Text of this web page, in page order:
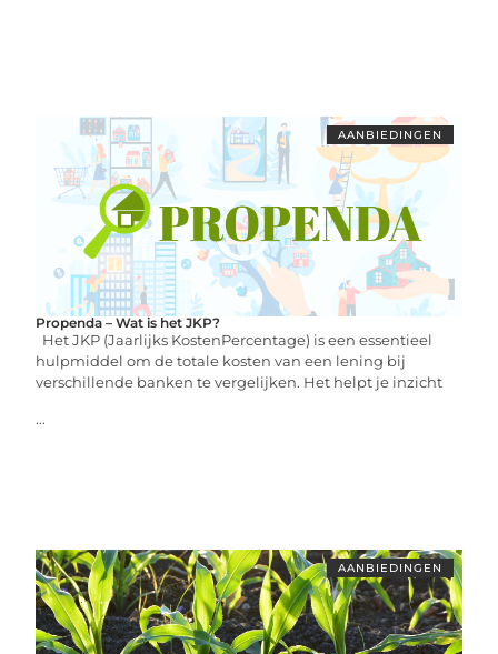
AANBIEDINGEN
Propenda – Wat is het JKP?
Het JKP (Jaarlijks KostenPercentage) is een essentieel
hulpmiddel om de totale kosten van een lening bij
verschillende banken te vergelijken. Het helpt je inzicht
...
AANBIEDINGEN